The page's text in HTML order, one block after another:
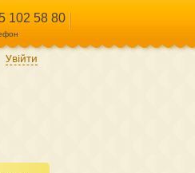
102 58 80
Увійти